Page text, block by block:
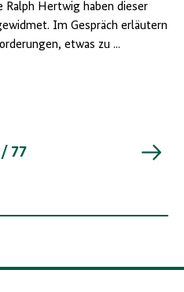
Ralph Hertwig haben dieser
Im Gespräch erläutern
etwas zu ...
77